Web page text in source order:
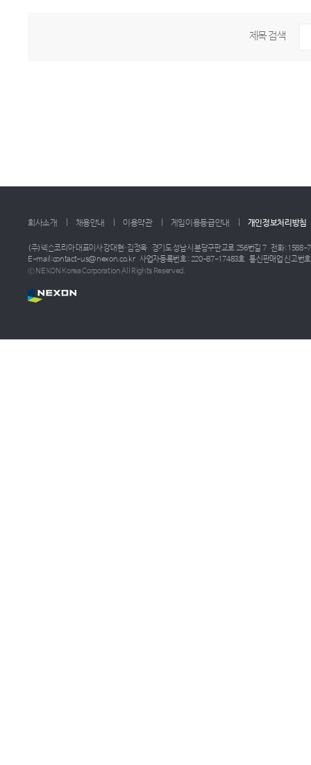
제목 검색
회사소개 채용안내 이용약관 게임이용등급안내 개인정보처리방침
(주)넥슨코리아 대표이사 강대현·김정욱 경기도 성남시 분당구판교로 256번길 7 전화: 1588-
E-mail:contact-us@nexon.co.kr 사업자등록번호 : 220-87-17483호 통신판매업 신고번
ⓒ NEXON Korea Corporation All Rights Reserved.